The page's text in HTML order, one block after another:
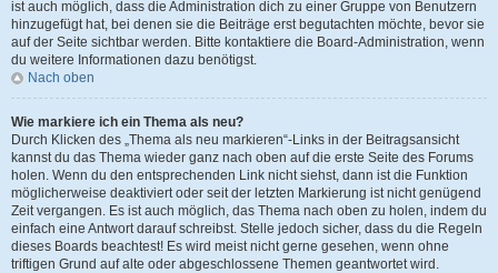
ist auch möglich, dass die Administration dich zu einer Gruppe von Benutzern
hinzugefügt hat, bei denen sie die Beiträge erst begutachten möchte, bevor sie
auf der Seite sichtbar werden. Bitte kontaktiere die Board-Administration, wenn
du weitere Informationen dazu benötigst.
Nach oben
Wie markiere ich ein Thema als neu?
Durch Klicken des „Thema als neu markieren“-Links in der Beitragsansicht
kannst du das Thema wieder ganz nach oben auf die erste Seite des Forums
holen. Wenn du den entsprechenden Link nicht siehst, dann ist die Funktion
möglicherweise deaktiviert oder seit der letzten Markierung ist nicht genügend
Zeit vergangen. Es ist auch möglich, das Thema nach oben zu holen, indem du
einfach eine Antwort darauf schreibst. Stelle jedoch sicher, dass du die Regeln
dieses Boards beachtest! Es wird meist nicht gerne gesehen, wenn ohne
triftigen Grund auf alte oder abgeschlossene Themen geantwortet wird.